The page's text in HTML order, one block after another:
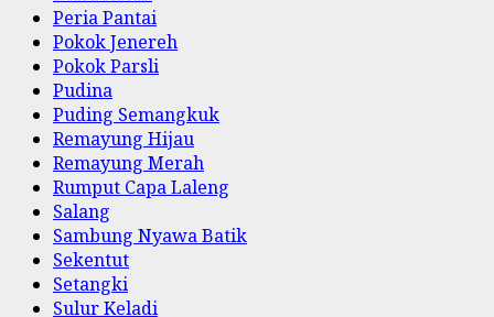
Peria Pantai
Pokok Jenereh
Pokok Parsli
Pudina
Puding Semangkuk
Remayung Hijau
Remayung Merah
Rumput Capa Laleng
Salang
Sambung Nyawa Batik
Sekentut
Setangki
Sulur Keladi